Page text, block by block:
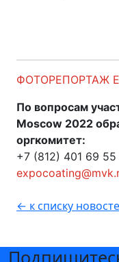
ФОТОРЕПОРТАЖ
По вопросам
Moscow 2022
оргкомитет:
+7 (812) 401 69 55
← к списку